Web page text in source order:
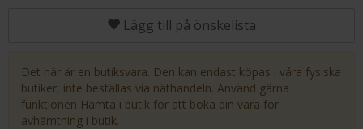
Lägg till på önskelista
Det här är en butiksvara. Den kan endast köpas i våra fysiska
butiker, inte beställas via näthandeln. Använd gärna
funktionen Hämta i butik för att boka din vara för
avhämtning i butik.